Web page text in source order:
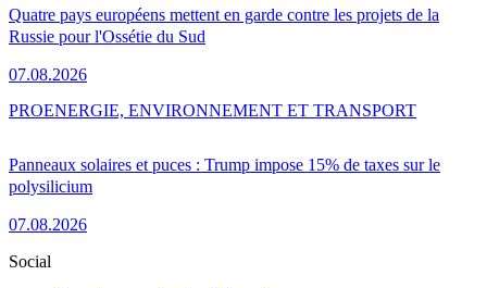
Quatre pays européens mettent en garde contre les projets de la
Russie pour l'Ossétie du Sud
07.08.2026
Panneaux solaires et puces : Trump impose 15% de taxes sur le
polysilicium
07.08.2026
PROENERGIE, ENVIRONNEMENT ET TRANSPORT
Social